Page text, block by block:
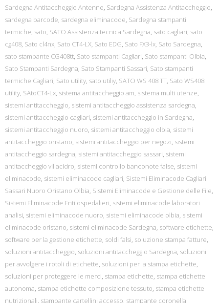
Sardegna Antitaccheggio Antenne, Sardegna Assistenza Antitaccheggio,
sardegna barcode, sardegna eliminacode, Sardegna stampanti
termiche, sato, SATO Assistenza tecnica Sardegna, sato cagliari, sato
cg408, Sato cl4nx, Sato CT4-LX, Sato EDG, Sato FX3-lx, Sato Sardegna,
sato stampante CG408tt, Sato stampanti Cagliari, Sato stampanti Olbia,
Sato Stampanti Sardegna, Sato Stampanti Sassari, Sato stampanti
termiche Cagliari, Sato utility, sato utiliy, SATO WS 408 TT, Sato WS408
utility, SAtoCT4-Lx, sistema antitaccheggio am, sistema multi utenze,
sistemi antitaccheggio, sistemi antitaccheggio assistenza sardegna,
sistemi antitaccheggio cagliari, sistemi antitaccheggio in Sardegna,
sistemi antitaccheggio nuoro, sistemi antitaccheggio olbia, sistemi
antitaccheggio oristano, sistemi antitaccheggio per negozi, sistemi
antitaccheggio sardegna, sistemi antitaccheggio sassari, sistemi
antitaccheggio villacidro, sistemi controllo banconote false, sistemi
eliminacode, sistemi eliminacode cagliari, Sistemi Eliminacode Cagliari
Sassari Nuoro Oristano Olbia, Sistemi Eliminacode e Gestione delle File,
Sistemi Eliminacode Enti ospedalieri, sistemi eliminacode laboratori
analisi, sistemi eliminacode nuoro, sistemi eliminacode olbia, sistemi
eliminacode oristano, sistemi eliminacode Sardegna, software etichette,
software per la gestione etichette, soldi falsi, soluzione stampa fatture,
soluzioni antitaccheggio, soluzioni antitaccheggio Sardegna, soluzioni
per avvolgere i rotoli di etichette, soluzioni per la stampa etichette,
soluzioni per proteggere le merci, stampa etichette, stampa etichette
autonoma, stampa etichette composizione tessuto, stampa etichette
nutrizionali, stampante cartellini accesso, stampante coronella